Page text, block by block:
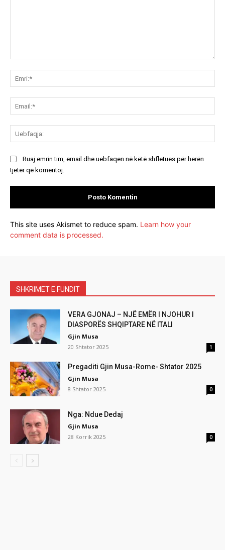
Ruaj emrin tim, email dhe uebfaqen në këtë shfletues për herën
tjetër që komentoj.
This site uses Akismet to reduce spam. Learn how your
comment data is processed.
SHKRIMET E FUNDIT
VERA GJONAJ – NJË EMËR I NJOHUR I
DIASPORËS SHQIPTARE NË ITALI
Gjin Musa
20 Shtator 2025
1
Pregaditi Gjin Musa-Rome- Shtator 2025
Gjin Musa
8 Shtator 2025
0
Nga: Ndue Dedaj
Gjin Musa
28 Korrik 2025
0